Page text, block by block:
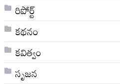
రిపోర్ట్
కథనం
కవిత్వం
సృజన